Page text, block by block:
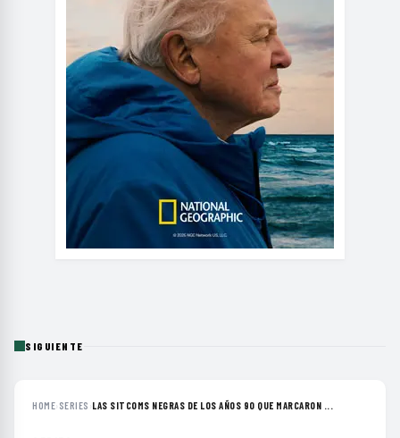
SIGUIENTE
HOME› SERIES ›LAS SITCOMS NEGRAS DE LOS AÑOS 90 QUE MARCARON ...